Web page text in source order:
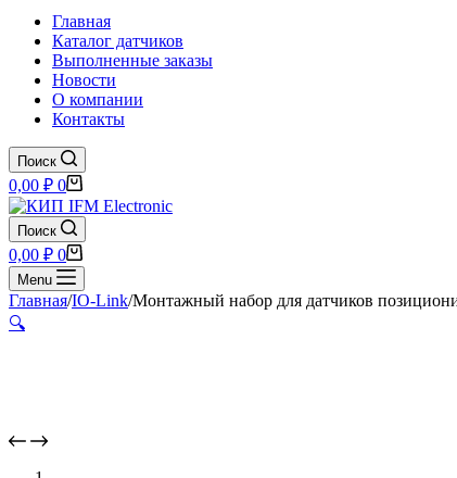
Главная
Каталог датчиков
Выполненные заказы
Новости
О компании
Контакты
Поиск
Корзина
0,00 ₽ 0
Поиск
Корзина
0,00 ₽ 0
Menu
Главная/IO-Link/Монтажный набор для датчиков
🔍